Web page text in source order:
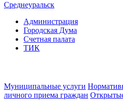
Среднеуральск
Администрация
Городская Дума
Счетная палата
ТИК
Муниципальные услуги
личного приема граждан